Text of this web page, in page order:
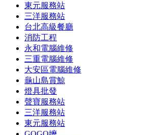
東元服務站
三洋服務站
台北高級餐廳
消防工程
永和電腦維修
三重電腦維修
大安區電腦維修
龜山島賞鯨
燈具批發
聲寶服務站
三洋服務站
東元服務站